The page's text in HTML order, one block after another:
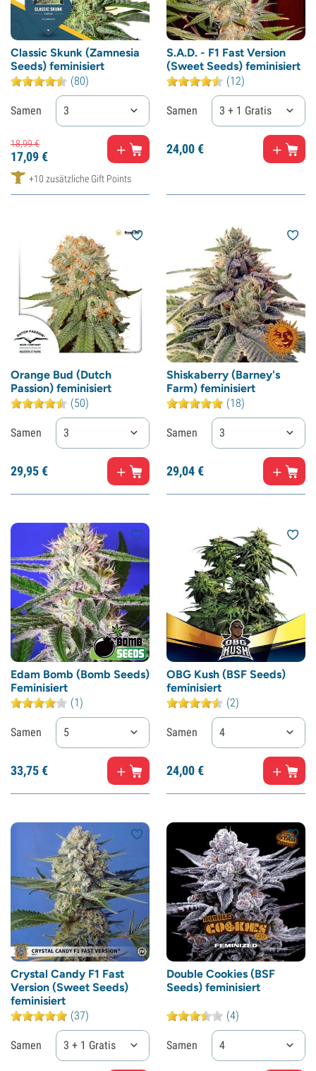
Classic Skunk (Zamnesia
Seeds) feminisiert
(80)
Samen 3
18,99€
17,09€
+10 zusätzliche Gift Points
S.A.D. - F1 Fast Version
(Sweet Seeds) feminisiert
(12)
Samen 3 + 1 Gratis
24,00€
Orange Bud (Dutch
Passion) feminisiert
(50)
Samen 3
29,95€
Shiskaberry (Barney's
Farm) feminisiert
(18)
Samen 3
29,04€
Edam Bomb (Bomb Seeds)
Feminisiert
(1)
Samen 5
33,75€
OBG Kush (BSF Seeds)
feminisiert
(2)
Samen 4
24,00€
Crystal Candy F1 Fast
Version (Sweet Seeds)
feminisiert
(37)
Samen 3 + 1 Gratis
Double Cookies (BSF
Seeds) feminisiert
(4)
Samen 4